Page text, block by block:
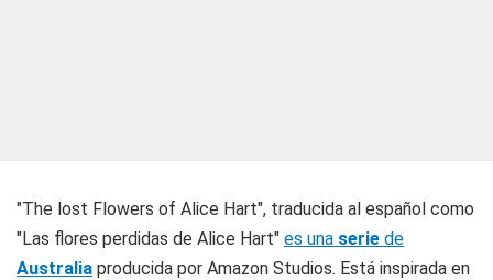
"The lost Flowers of Alice Hart", traducida al español como
"Las flores perdidas de Alice Hart" es una serie de
Australia producida por Amazon Studios. Está inspirada en